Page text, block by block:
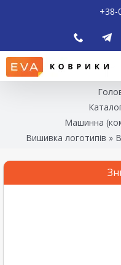
+38-
Машинна
Вишивка логотипів »